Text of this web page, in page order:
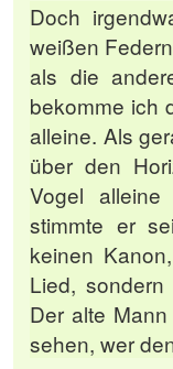
Doch
weißen
als die
bekomme ich
alleine. Als
über den
Vogel
stimmte er
keinen
Lied,
Der alte
sehen, wer